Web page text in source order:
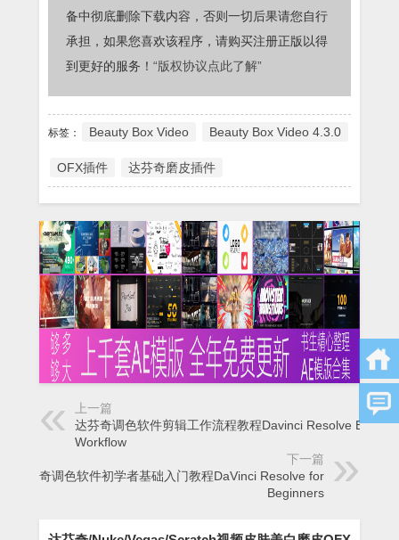
备中彻底删除下载内容，否则一切后果请您自行
承担，如果您喜欢该程序，请购买注册正版以得
到更好的服务！ “版权协议点此了解”
标签： Beauty Box Video Beauty Box Video 4.3.0
OFX插件 达芬奇磨皮插件
上一篇
达芬奇调色软件剪辑工作流程教程Davinci Resolve Editing
Workflow
下一篇
达芬奇调色软件初学者基础入门教程DaVinci Resolve for
Beginners